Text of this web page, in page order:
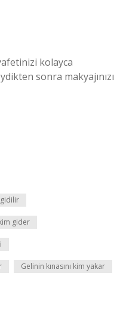
kolayca
sonra makyajınızı
gider
Gelinin kınasını kim yakar